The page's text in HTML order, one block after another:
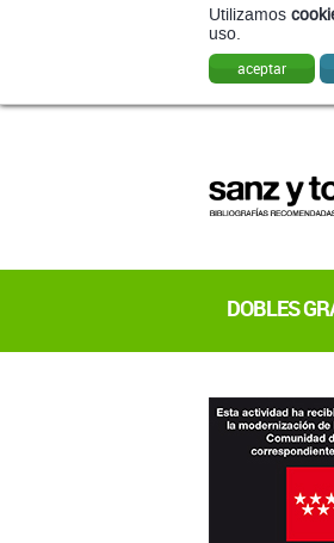
Utilizamos
uso.
aceptar
DOBLES